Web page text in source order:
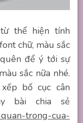
thể hiện tính
chữ, màu sắc
để ý tới sự
sắc nữa nhé.
bố cục cân
bài chia sẻ
trong-cua-